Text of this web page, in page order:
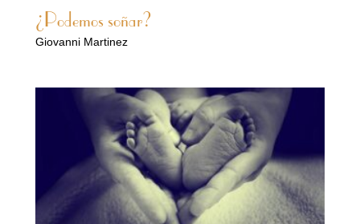
¿Podemos soñar?
Giovanni Martinez